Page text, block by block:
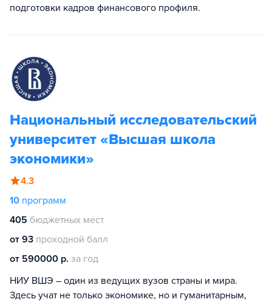
подготовки кадров финансового профиля.
Национальный исследовательский
университет «Высшая школа
экономики»
4.3
10 программ
405 бюджетных мест
от 93 проходной балл
от 590000 р. за год
НИУ ВШЭ – один из ведущих вузов страны и мира.
Здесь учат не только экономике, но и гуманитарным,